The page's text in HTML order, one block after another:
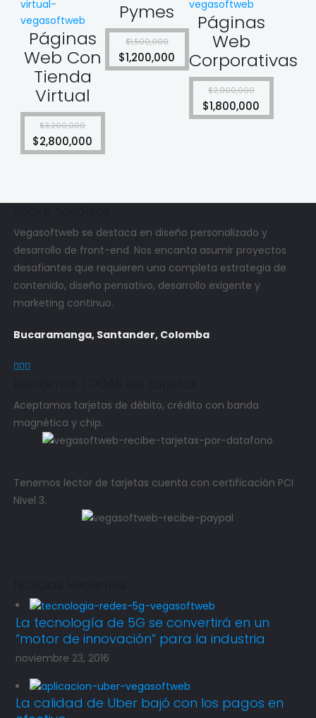
Páginas
Web Con
Tienda
Virtual
$3,200,000
$2,800,000
Pymes
$1,500,000
$1,200,000
Páginas
Web
Corporativas
$2,000,000
$1,800,000
Vegasoftweb se destaca en diseño personalizado y
desarrollo de front-end. Nos encanta asumir proyectos
desafiantes que requieren una completa estrategia de
contenido, diseño pensativo, desarrollo exigente y
marketing continuo.
Bucaramanga, Santander, Colomba
Aceptamos tarjetas de débito, crédito con banda
magnética y chip.
Tenemos lector de tarjetas cuenta con certificación PCI
Nivel 3.
La tecnología de 5G se convertirá en un
“motor de innovación” para la industria
noviembre 23, 2016
La calidad de Uber bajó con los pagos en